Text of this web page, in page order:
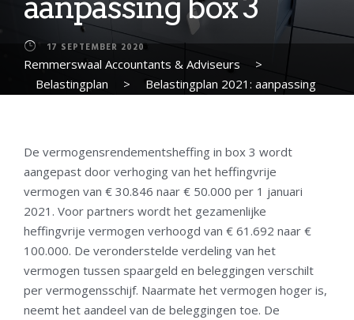
17 SEPTEMBER 2020
Remmerswaal Accountants & Adviseurs
>
Belastingplan
>
Belastingplan 2021: aanpassing
De vermogensrendementsheffing in box 3 wordt
aangepast door verhoging van het heffingvrije
vermogen van € 30.846 naar € 50.000 per 1 januari
2021. Voor partners wordt het gezamenlijke
heffingvrije vermogen verhoogd van € 61.692 naar €
100.000. De veronderstelde verdeling van het
vermogen tussen spaargeld en beleggingen verschilt
per vermogensschijf. Naarmate het vermogen hoger is,
neemt het aandeel van de beleggingen toe. De